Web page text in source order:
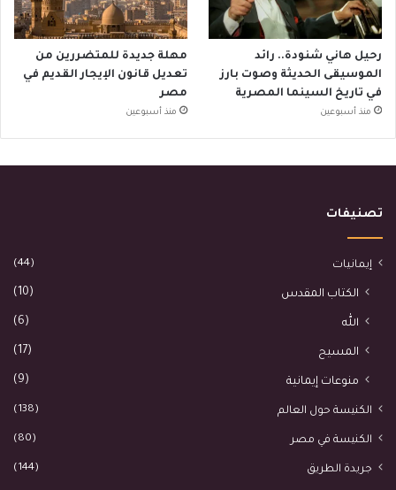
رحيل هاني شنودة.. رائد
الموسيقى الحديثة وصوت بارز
في تاريخ السينما المصرية
منذ أسبوعين
مهلة جديدة للمتضررين من
تعديل قانون الإيجار القديم في
مصر
منذ أسبوعين
تصنيفات
إيمانيات (44)
الكتاب المقدس (10)
الله (6)
المسيح (17)
منوعات إيمانية (9)
الكنيسة حول العالم (138)
الكنيسة في مصر (80)
جريدة الطريق (144)